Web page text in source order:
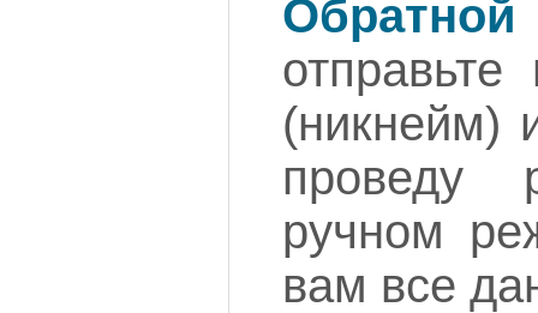
(никнейм)
проведу
ручном
вам все